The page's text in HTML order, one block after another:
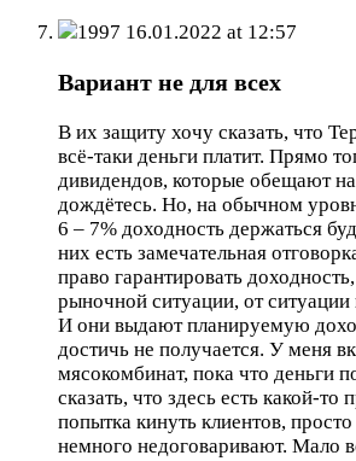
1997 16.01.2022 at 12:57
Вариант не для всех
В их защиту хочу сказать, что
всё-таки деньги платит. Прямо
дивидендов, которые обещают
дождётесь. Но, на обычном
6 – 7% доходность держаться
них есть замечательная
право гарантировать
рыночной ситуации, от ситуации
И они выдают планируемую
достичь не получается. У меня
мясокомбинат, пока что деньги
сказать, что здесь есть какой-
попытка кинуть клиентов,
немного недоговаривают. Мало